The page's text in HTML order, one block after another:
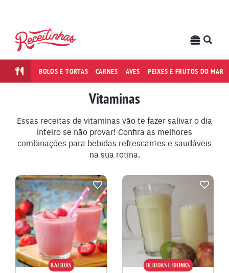
BOLOS E TORTAS CARNES AVES PEIXES E FRUTOS DO MAR
Vitaminas
Essas receitas de vitaminas vão te fazer salivar o dia
inteiro se não provar! Confira as melhores
combinações para bebidas refrescantes e saudáveis
na sua rotina.
BATIDAS BEBIDAS E DRINKS